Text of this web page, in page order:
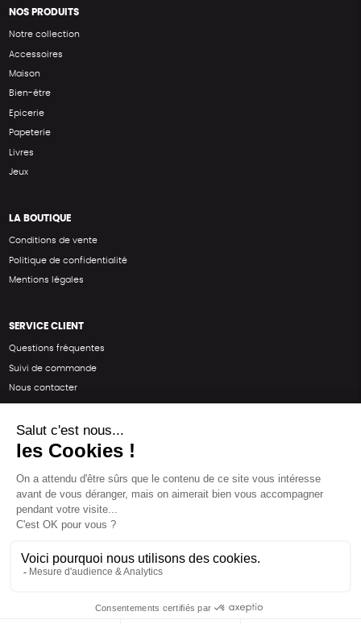
NOS PRODUITS
Notre collection
Accessoires
Maison
Bien-être
Epicerie
Papeterie
Livres
Jeux
LA BOUTIQUE
Conditions de vente
Politique de confidentialité
Mentions légales
SERVICE CLIENT
Questions fréquentes
Suivi de commande
Nous contacter
SUIVEZ-NOUS
Une boutique élaborée avec par RGOODS